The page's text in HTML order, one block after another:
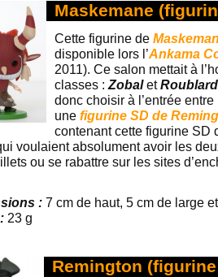
Maskemane
Cette figurine de
disponible lors l’Ankama
2011). Ce salon mettait à
classes : ZobaletRoublard
donc choisir à l’entrée
une figurine SD de
contenant cette figurine SD
voulaient absolument avoir les
ou se rabattre sur les sites
: 7 cm de haut, 5 cm de large
23 g
Remington (figurine